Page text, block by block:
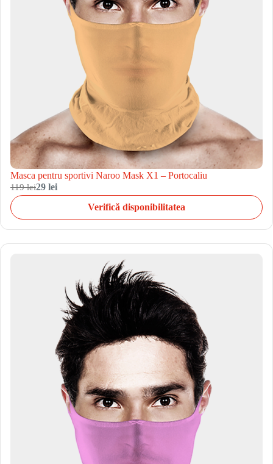
Masca pentru sportivi Naroo Mask X1 – Portocaliu
119 lei29 lei
Verifică disponibilitatea